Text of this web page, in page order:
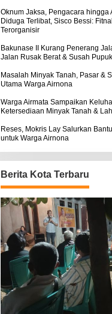
Warga Airnona
:Oknum Jaksa, Pengacara hingga
Diduga Terlibat, Sisco Bessi:
Terorganisir
Bakunase II Kurang Penerang
Jalan Rusak Berat & Susah
Masalah Minyak Tanah, Pasar &
Utama Warga Airnona
Warga Airmata Sampaikan
Ketersediaan Minyak Tanah &
Reses, Mokris Lay Salurkan
untuk Warga Airnona
Berita Kota Terbaru